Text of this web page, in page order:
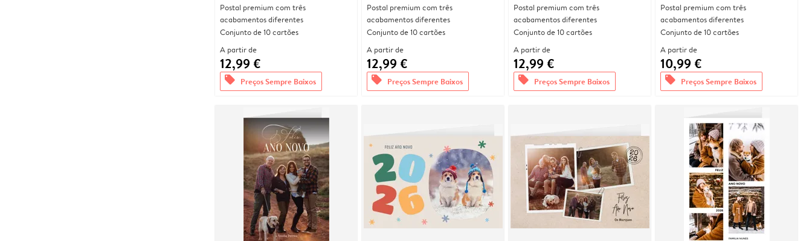
Postal premium com três
acabamentos diferentes
Conjunto de 10 cartões
A partir de
12,99 €
offers Preços Sempre Baixos
Postal premium com três
acabamentos diferentes
Conjunto de 10 cartões
A partir de
12,99 €
offers Preços Sempre Baixos
Postal premium com três
acabamentos diferentes
Conjunto de 10 cartões
A partir de
12,99 €
offers Preços Sempre Baixos
Postal premium com três
acabamentos diferentes
Conjunto de 10 cartões
A partir de
10,99 €
offers Preços Sempre Baixos